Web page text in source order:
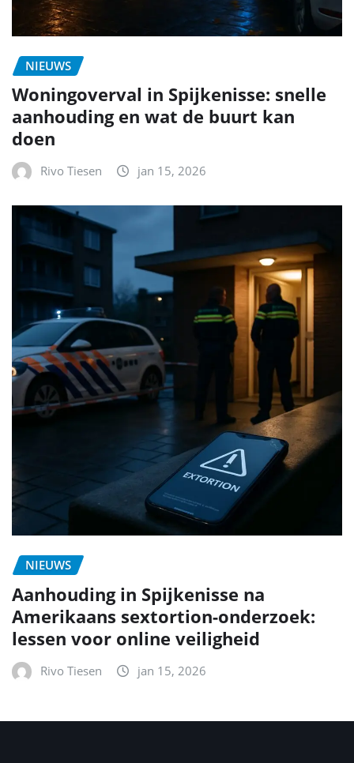
NIEUWS
Woningoverval in Spijkenisse: snelle
aanhouding en wat de buurt kan
doen
Rivo Tiesen jan 15, 2026
NIEUWS
Aanhouding in Spijkenisse na
Amerikaans sextortion-onderzoek:
lessen voor online veiligheid
Rivo Tiesen jan 15, 2026